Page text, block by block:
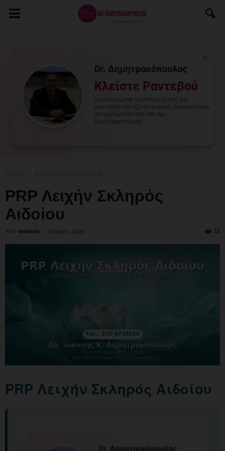
PRP Λειχήν Σκληρός
Αιδοίου
Από stefania - 4 Ιουλίου, 2026 15
PRP Λειχήν Σκληρός Αιδοίου